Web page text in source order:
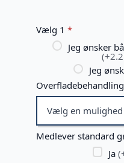
Vælg 1 *
Jeg ønsker
Jeg
Overfladebehandling
Medlever standard
Ja